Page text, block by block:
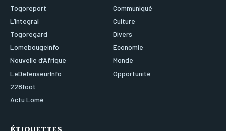
Togoreport
L’integral
Togoregard
Lomebougeinfo
Nouvelle d’Afrique
LeDefenseurInfo
228foot
Actu Lomé
Communiqué
Culture
Divers
Economie
Monde
Opportunité
ÉTIQUETTES